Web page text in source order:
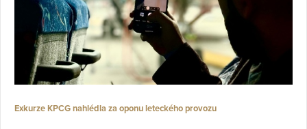
Exkurze KPCG nahlédla za oponu leteckého provozu